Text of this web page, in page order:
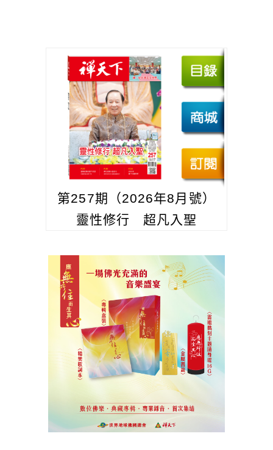
第257期（2026年8月號）
靈性修行 超凡入聖